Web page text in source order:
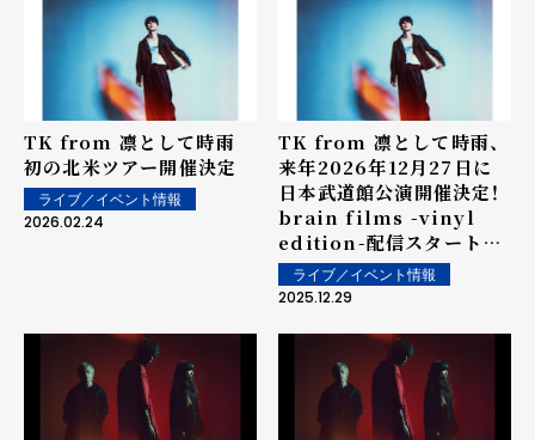
TK from 凛として時雨
初の北米ツアー開催決定
ライブ／イベント情報
2026.02.24
TK from 凛として時雨、
来年2026年12月27日に
日本武道館公演開催決定！
brain films -vinyl
edition-配信スタート！
そして、「Whose
World? Whose Blue?」
ライブ／イベント情報
2025.12.29